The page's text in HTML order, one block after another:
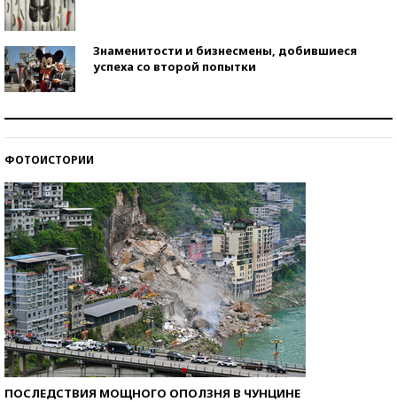
Знаменитости и бизнесмены, добившиеся
успеха со второй попытки
ФОТОИСТОРИИ
ПОСЛЕДСТВИЯ МОЩНОГО ОПОЛЗНЯ В ЧУНЦИНЕ